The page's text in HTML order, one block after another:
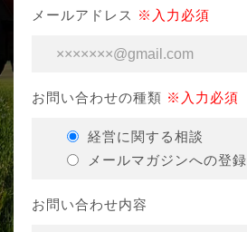
メールアドレス ※入力必須
お問い合わせの種類 ※入力必須
経営に関する相談
メールマガジンへの登録
お問い合わせ内容